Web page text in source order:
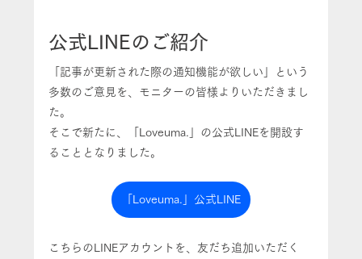
公式LINEのご紹介
「記事が更新された際の通知機能が欲しい」という
多数のご意見を、モニターの皆様よりいただきまし
た。
そこで新たに、「Loveuma.」の公式LINEを開設す
ることとなりました。
「Loveuma.」公式LINE
こちらのLINEアカウントを、友だち追加いただく